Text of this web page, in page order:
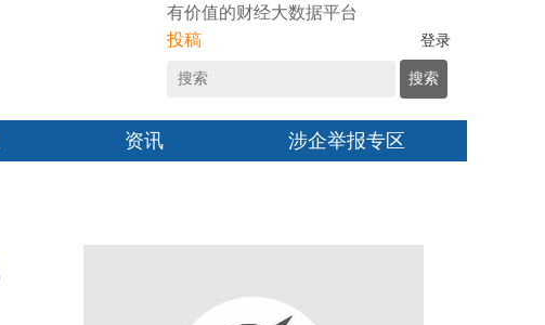
有价值的财经大数据平台
投稿
登录
搜索
资讯 涉企举报专区